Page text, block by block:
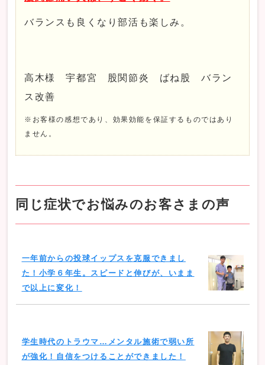
バランスも良くなり部活も楽しみ。
高木様 宇都宮 股関節炎 ばね股 バラン
ス改善
※お客様の感想であり、効果効能を保証するものではあり
ません。
同じ症状でお悩みのお客さまの声
一年前からの投球イップスを克服できまし
た！小学６年生。スピードと伸びが、いまま
で以上に変化！
学生時代のトラウマ…メンタル施術で弱い所
が強化！自信をつけることができました！